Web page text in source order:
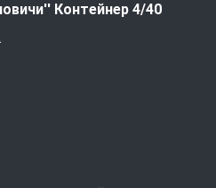
Контейнер 4/40